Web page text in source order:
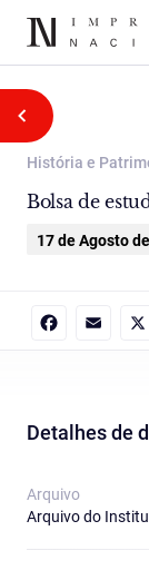
História e
Bolsa de
17 de Agosto
Detalhes de
Arquivo
Arquivo do